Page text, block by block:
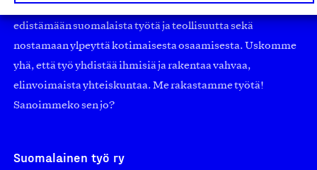
suuryrityksiin. Meidät on perustettu yli 100 vuotta sitten
edistämään suomalaista työtä ja teollisuutta sekä
nostamaan ylpeyttä kotimaisesta osaamisesta. Uskomme
yhä, että työ yhdistää ihmisiä ja rakentaa vahvaa,
elinvoimaista yhteiskuntaa. Me rakastamme työtä!
Sanoimmeko sen jo?
Suomalainen työ ry